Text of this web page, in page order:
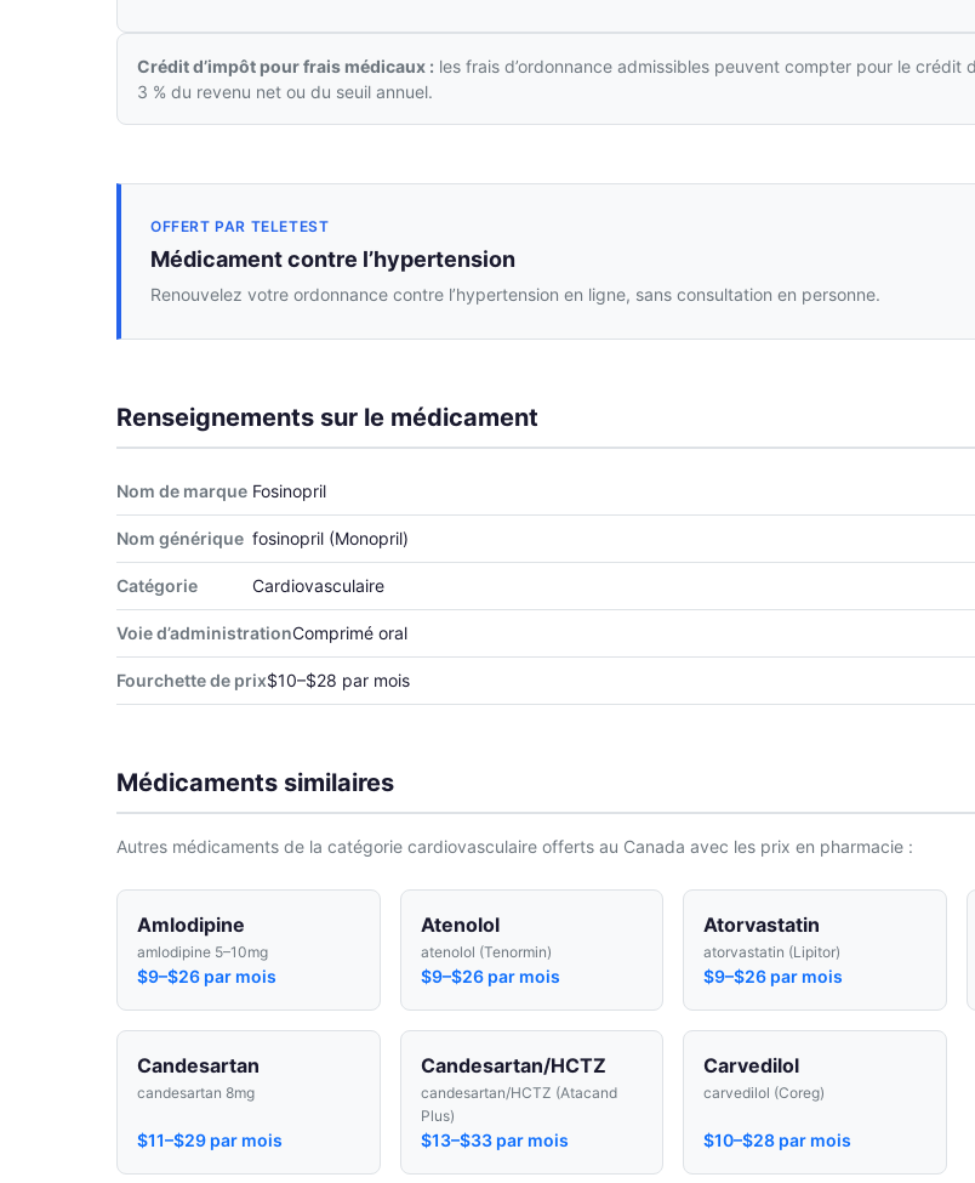
Crédit d’impôt pour frais médicaux : les frais d’ordonnance admissibles peuvent compter pour le crédit
3 % du revenu net ou du seuil annuel.
OFFERT PAR TELETEST
Médicament contre l’hypertension
Renouvelez votre ordonnance contre l’hypertension en ligne, sans consultation en personne.
Renseignements sur le médicament
Nom de marque Fosinopril
Nom générique fosinopril (Monopril)
Catégorie Cardiovasculaire
Voie d’administrationComprimé oral
Fourchette de prix$10–$28 par mois
Médicaments similaires
Autres médicaments de la catégorie cardiovasculaire offerts au Canada avec les prix en pharmacie :
Amlodipine
amlodipine 5–10mg
$9–$26 par mois
Atenolol
atenolol (Tenormin)
$9–$26 par mois
Atorvastatin
atorvastatin (Lipitor)
$9–$26 par mois
Candesartan
candesartan 8mg
$11–$29 par mois
Candesartan/HCTZ
candesartan/HCTZ (Atacand
Plus)
$13–$33 par mois
Carvedilol
carvedilol (Coreg)
$10–$28 par mois